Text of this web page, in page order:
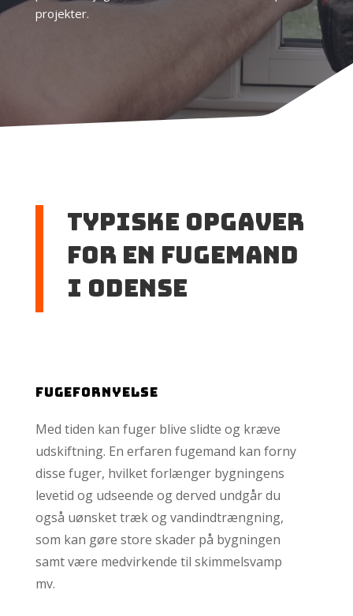
projekter.
Typiske opgaver
for en fugemand
i Odense
Fugefornyelse
Med tiden kan fuger blive slidte og kræve
udskiftning. En erfaren fugemand kan forny
disse fuger, hvilket forlænger bygningens
levetid og udseende og derved undgår du
også uønsket træk og vandindtrængning,
som kan gøre store skader på bygningen
samt være medvirkende til skimmelsvamp
mv.